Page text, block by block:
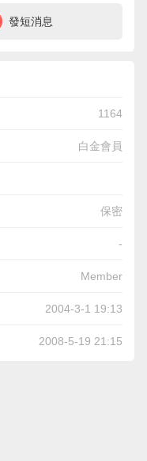
發短消息
1164
白金會員
保密
-
Member
2004-3-1 19:13
2008-5-19 21:15